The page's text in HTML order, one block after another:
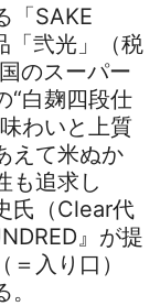
「SAKE
「弐光」（税
のスーパー
“白麹四段仕
わいと上質
えて米ぬか
も追求し
氏（Clear代
』が提
入り口）